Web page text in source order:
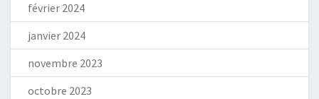
février 2024
janvier 2024
novembre 2023
octobre 2023